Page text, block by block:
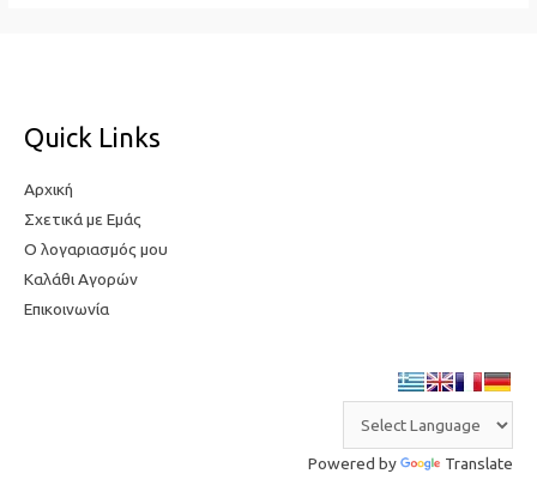
Quick Links
Αρχική
Σχετικά με Εμάς
Ο λογαριασμός μου
Καλάθι Αγορών
Επικοινωνία
Powered by Translate